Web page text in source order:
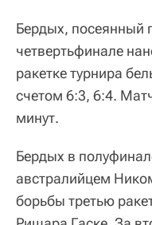
Бердых, посеянный
четвертьфинале
ракетке турнира
счетом 6:3, 6:4.
минут.
Бердых в
австралийцем
борьбы третью